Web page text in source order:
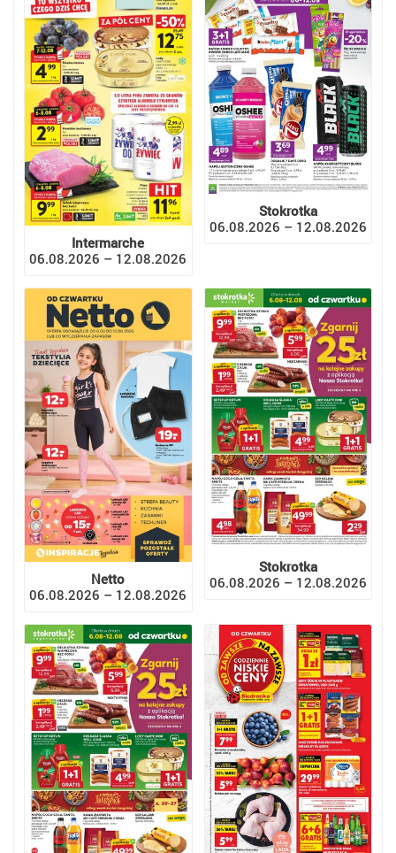
Intermarche
06.08.2026 – 12.08.2026
Stokrotka
06.08.2026 – 12.08.2026
Netto
06.08.2026 – 12.08.2026
Stokrotka
06.08.2026 – 12.08.2026